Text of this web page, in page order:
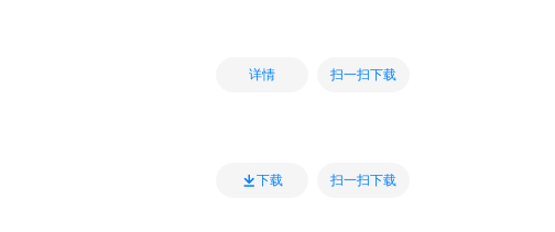
详情 扫一扫下载
下载 扫一扫下载